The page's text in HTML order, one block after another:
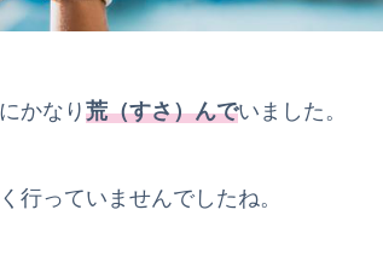
かなり荒（すさ）んでいました。
行っていませんでしたね。